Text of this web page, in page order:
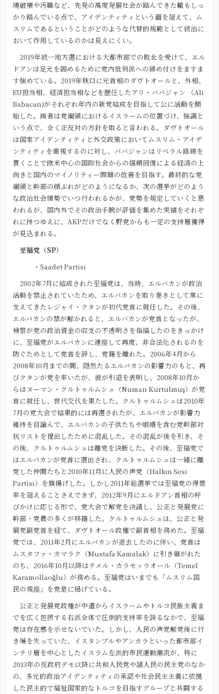
境破壊や汚職など、先発の高度発展社会が踏んできた轍もしっ
かり踏んでいる点で、アイデンティティという面を超えて、ム
スリムであるということがどのような代替的規範として統治に
おいて作用しているのかは見えにくい。
2019年統一地方選における大都市部での敗北を受けて、エル
ドアンは足元を固めるために党内批判派への締め付けをますま
す強めている。2019年秋口に元首相のダヴトオールと、外相、
EU担当相、経済担当相などを歴任したアリ・ババジャン （Ali
Babacan)がそれぞれ年内の新党結成を目指して公に活動を開
始した。両者は党綱領におけるイスラームの位置づけ、強調と
いう点で、全く正反対の方針を取ると言われる。ダヴトオール
は国家アイデンティティと外交政策においてムスリム・アイデ
ンティティを重視するのに対し、ババジャンはリベラル路線を
貫くことで欧米中心の国際社会からの信頼回復による経済の上
向きと国内のマイノリティー問題の改善を目指す。最終的な党
綱領と幹部の顔ぶれがどのようになるか、次の選挙がどのよう
な政治社会情勢でいつ行われるかが、党勢を規定していくと思
われるが、国内外でその政治手腕が評価を集めた実績をそれぞ
れに持つゆえに、AKPだけでなく野党からも一定の支持層獲得
が見込まれる。
至福党（SP）
・ Saadet Partisi
2002年7月に結成された至福党は、当時、エルバカンが政治
活動を禁止されていたため、エルバカンを取り巻きとして常に
支えてきたレジャイ・クタンが初代党首に就任した。その後、
エルバカンの禁が解かれると、エルバカンが党首となったが、
検察が党の政治資金の収支の不透明さを指摘したのをきっかけ
に、至福党がエルバカンに連座して再度、非合法化されるのを
防ぐためとして党首を辞し、党籍を離れた。2006年4月から
2008年10月までの間、隠然たるエルバカンの影響力のもと、再
びクタンが党を率いたが、彼が引退を表明し、2008年10月か
らはヌーマン・クルトゥルムシュ（Numan Kurtulmuş）が党
首に就任し、世代交代を果たした。クルトゥルムシュは2010年
7月の党大会で結果的には再選されたが、エルバカンが影響力
維持を目論んで、エルバカンの子供たちや娘婿を含む党幹部対
抗リストを提出したために混乱した。その混乱が後を引き、そ
の後、クルトゥルムシュは離党を決断した。その後、至福党で
はエルバカンが党首に選出され、クルトゥルムシュは一緒に離
党した仲間たちと2010年11月に人民の声党（Halkın Sesi
Partisi）を旗揚げした。しかし2011年総選挙では至福党の得票
率を超えることさえできず、2012年9月にエルドアン首相の呼
びかけに応じる形で、党大会で解党を決議し、公正と発展党に
幹部・党員の多くが移籍した。クルトゥルムシュは、公正と発
展党副党首を経て、ダヴトオール政権で副首相を務めた。至福
党では、2011年2月にエルバカンが逝去したのに伴い、党首は
ムスタファ・カマラク（Mustafa Kamalak）に引き継がれた
のち、2016年10月以降はテメル・カラモッラオール（Temel
Karamollaoğlu）が務める。至福党はいまでも「ムスリム国
民の視座」を党是に掲げている。
公正と発展党政権が中道からイスラームやトルコ民族主義ま
でを広く包摂する右派全体で圧倒的支持率を誇るなかで、至福
党は存在感を示せないでいた。しかし、人民の声党解党後に行
き場を失っていた、イスタンブルやアンカラといった都市部イ
ンテリ層を中心としたイスラム左派的市民運動潮流が、特に
2013年の反政府デモ以降に共和人民党や諸人民の民主党のなか
の、多元的政治アイデンティティの承認や社会民主主義に依拠
した民主的で福祉国家的なトルコを目指すグループと共闘する